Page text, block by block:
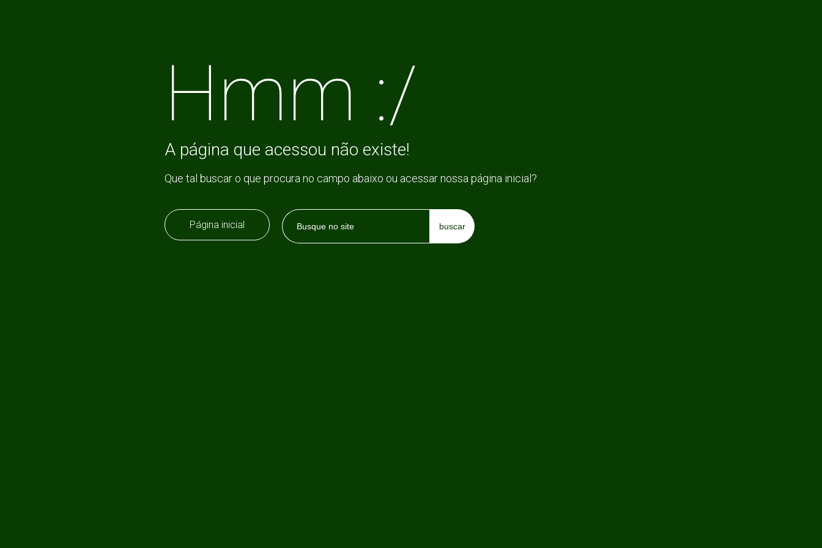
Hmm :/
A página que acessou não existe!
Que tal buscar o que procura no campo abaixo ou acessar nossa página inicial?
Página inicial